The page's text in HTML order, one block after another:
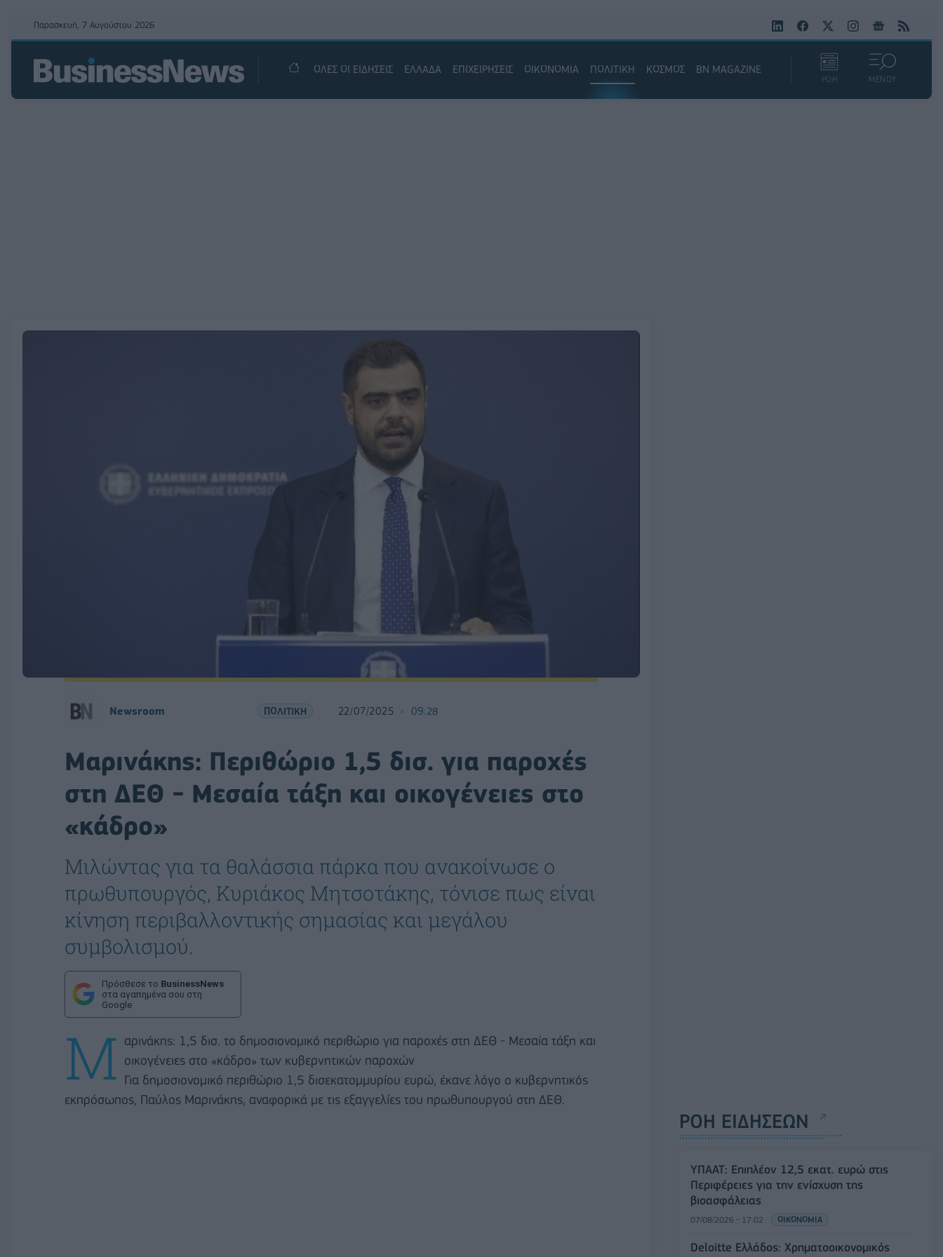
Παρασκευή, 7 Αυγούστου 2026
ΟΛΕΣ ΟΙ ΕΙΔΗΣΕΙΣ ΕΛΛΑΔΑ ΕΠΙΧΕΙΡΗΣΕΙΣ ΟΙΚΟΝΟΜΙΑ ΠΟΛΙΤΙΚΗ ΚΟΣΜΟΣ BN MAGAZINE
ΡΟΗ ΜΕΝΟΥ
Newsroom ΠΟΛΙΤΙΚΗ 22/07/2025 09:28
Μαρινάκης: Περιθώριο 1,5 δισ. για παροχές
στη ΔΕΘ - Μεσαία τάξη και οικογένειες στο
«κάδρο»
Μιλώντας για τα θαλάσσια πάρκα που ανακοίνωσε ο
πρωθυπουργός, Κυριάκος Μητσοτάκης, τόνισε πως είναι
κίνηση περιβαλλοντικής σημασίας και μεγάλου
συμβολισμού.
Πρόσθεσε το BusinessNews
στα αγαπημένα σου στη
Google
Μ αρινάκης: 1,5 δισ. το δημοσιονομικό περιθώριο για παροχές στη ΔΕΘ - Μεσαία τάξη και
οικογένειες στο «κάδρο» των κυβερνητικών παροχών
Για δημοσιονομικό περιθώριο 1,5 δισεκατομμυρίου ευρώ, έκανε λόγο ο κυβερνητικός
εκπρόσωπος, Παύλος Μαρινάκης, αναφορικά με τις εξαγγελίες του πρωθυπουργού στη ΔΕΘ.
ΡΟΗ ΕΙΔΗΣΕΩΝ
ΥΠΑΑΤ: Επιπλέον 12,5 εκατ. ευρώ στις
Περιφέρειες για την ενίσχυση της
βιοασφάλειας
07/08/2026 - 17:02 ΟΙΚΟΝΟΜΙΑ
Deloitte Ελλάδος: Χρηματοοικονομικός